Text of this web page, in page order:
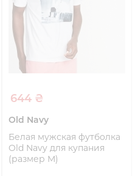
644 ₴
Old Navy
Белая мужская футболка
Old Navy для купания
(размер M)